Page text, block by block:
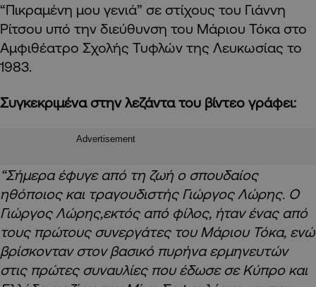
“Πικραμένη μου γενιά” σε στίχους του Γιάννη
Ρίτσου υπό την διεύθυνση του Μάριου Τόκα στο
Αμφιθέατρο Σχολής Τυφλών της Λευκωσίας το
1983.
Συγκεκριμένα στην λεζάντα του βίντεο γράφει:
Advertisement
“Σήμερα έφυγε από τη ζωή ο σπουδαίος
ηθόποιος και τραγουδιστής Γιώργος Λώρης. Ο
Γιώργος Λώρης,εκτός από φίλος, ήταν ένας από
τους πρώτους συνεργάτες του Μάριου Τόκα, ενώ
βρίσκονταν στον βασικό πυρήνα ερμηνευτών
στις πρώτες συναυλίες που έδωσε σε Κύπρο και